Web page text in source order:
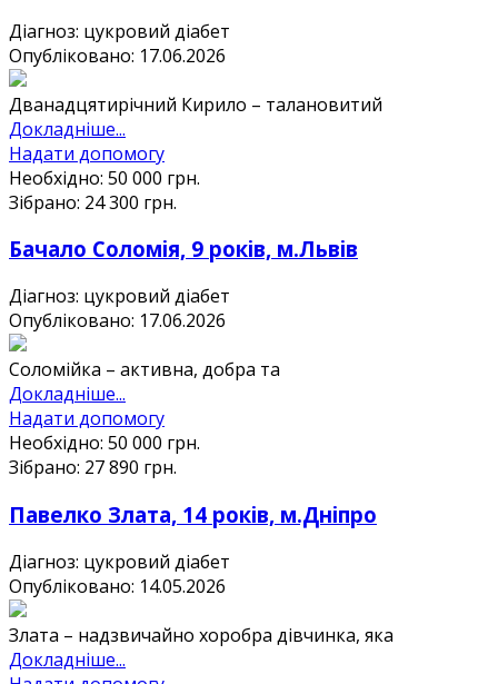
Діагноз: цукровий діабет
Опубліковано: 17.06.2026
Дванадцятирічний Кирило – талановитий
Докладніше...
Надати допомогу
Необхідно: 50 000 грн.
Зібрано: 24 300 грн.
Бачало Соломія, 9 років, м.Львів
Діагноз: цукровий діабет
Опубліковано: 17.06.2026
Соломійка – активна, добра та
Докладніше...
Надати допомогу
Необхідно: 50 000 грн.
Зібрано: 27 890 грн.
Павелко Злата, 14 років, м.Дніпро
Діагноз: цукровий діабет
Опубліковано: 14.05.2026
Злата – надзвичайно хоробра дівчинка, яка
Докладніше...